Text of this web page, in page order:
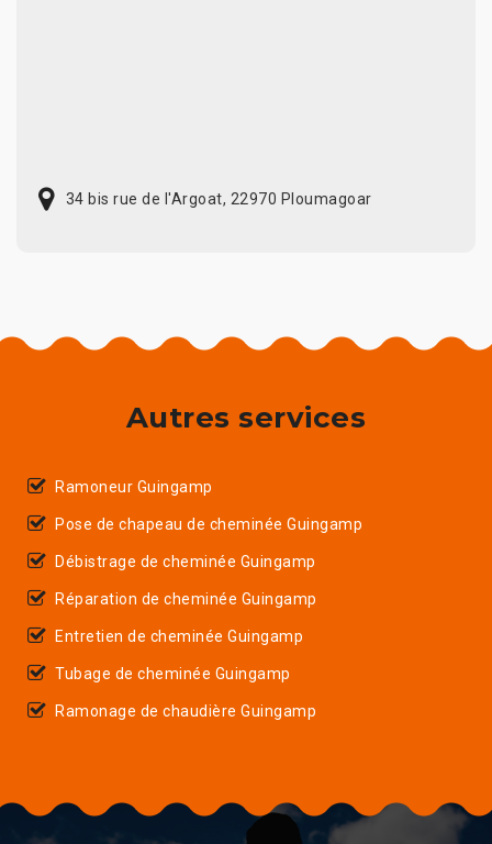
34 bis rue de l'Argoat, 22970 Ploumagoar
Autres services
Ramoneur Guingamp
Pose de chapeau de cheminée Guingamp
Débistrage de cheminée Guingamp
Réparation de cheminée Guingamp
Entretien de cheminée Guingamp
Tubage de cheminée Guingamp
Ramonage de chaudière Guingamp